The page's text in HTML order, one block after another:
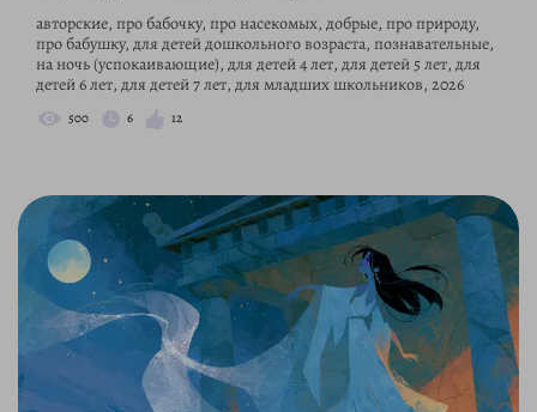
авторские, про бабочку, про насекомых, добрые, про природу,
про бабушку, для детей дошкольного возраста, познавательные,
на ночь (успокаивающие), для детей 4 лет, для детей 5 лет, для
детей 6 лет, для детей 7 лет, для младших школьников, 2026
500 6 12